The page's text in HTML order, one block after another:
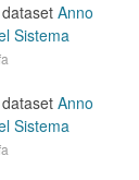
Anno
Sistema
Anno
Sistema